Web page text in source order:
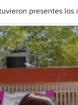
presentes